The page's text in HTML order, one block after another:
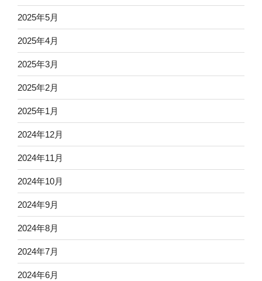
2025年5月
2025年4月
2025年3月
2025年2月
2025年1月
2024年12月
2024年11月
2024年10月
2024年9月
2024年8月
2024年7月
2024年6月